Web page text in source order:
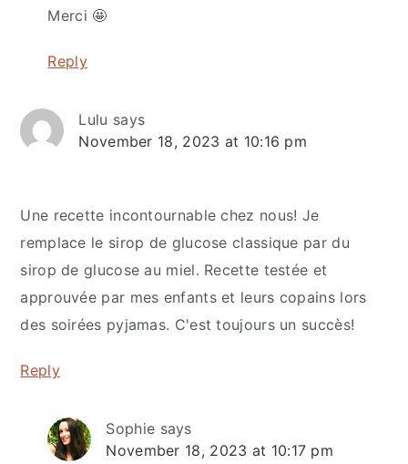
Merci 🤩
Reply
Lulu says
November 18, 2023 at 10:16 pm
Une recette incontournable chez nous! Je
remplace le sirop de glucose classique par du
sirop de glucose au miel. Recette testée et
approuvée par mes enfants et leurs copains lors
des soirées pyjamas. C'est toujours un succès!
Reply
Sophie says
November 18, 2023 at 10:17 pm